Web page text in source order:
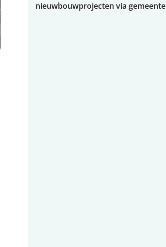
nieuwbouwprojecten via gemeente